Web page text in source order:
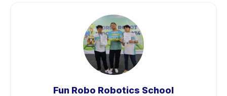
Fun Robo Robotics School